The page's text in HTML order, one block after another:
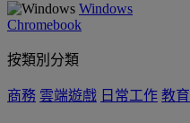
Windows
Chromebook
按類別分類
商務 雲端遊戲 日常工作 教育